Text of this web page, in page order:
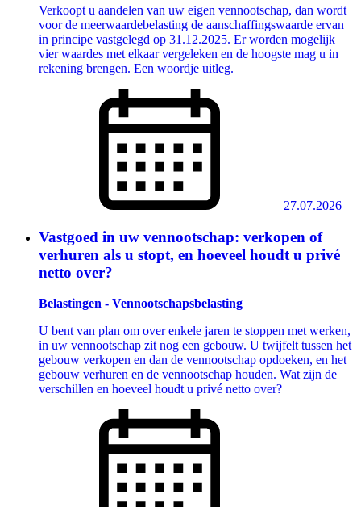
Verkoopt u aandelen van uw eigen vennootschap, dan wordt
voor de meerwaardebelasting de aanschaffingswaarde ervan
in principe vastgelegd op 31.12.2025. Er worden mogelijk
vier waardes met elkaar vergeleken en de hoogste mag u in
rekening brengen. Een woordje uitleg.
27.07.2026
Vastgoed in uw vennootschap: verkopen of
verhuren als u stopt, en hoeveel houdt u privé
netto over?
Belastingen - Vennootschapsbelasting
U bent van plan om over enkele jaren te stoppen met werken,
in uw vennootschap zit nog een gebouw. U twijfelt tussen het
gebouw verkopen en dan de vennootschap opdoeken, en het
gebouw verhuren en de vennootschap houden. Wat zijn de
verschillen en hoeveel houdt u privé netto over?